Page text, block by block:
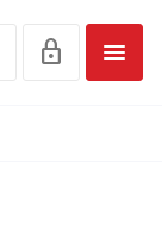
lock menu